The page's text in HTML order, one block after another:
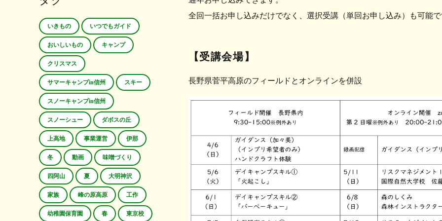
全回一括お申し込みだけでなく、選択受講（単回お申し込み）も可能
【受講会場】
長野県菅平高原のフィールドとオンラインを併設
いきもの いつでもガイド
おいしいもの キャンプ
クリスマス
サマーキャンプin信州 スキー
スノーキャンプin信州
スノーシュー ダボスの丘
上高地 事業運営 伊那
冬 動画 味噌づくり
四阿山 夏 大明神沢
家族 峰の原高原 工作
幼稚園保育園 春 東京校